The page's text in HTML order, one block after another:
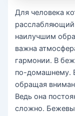
Для человека
наилучшим
важна
гармонии. В
по-домашнему.
обращая
Ведь она
сложно.